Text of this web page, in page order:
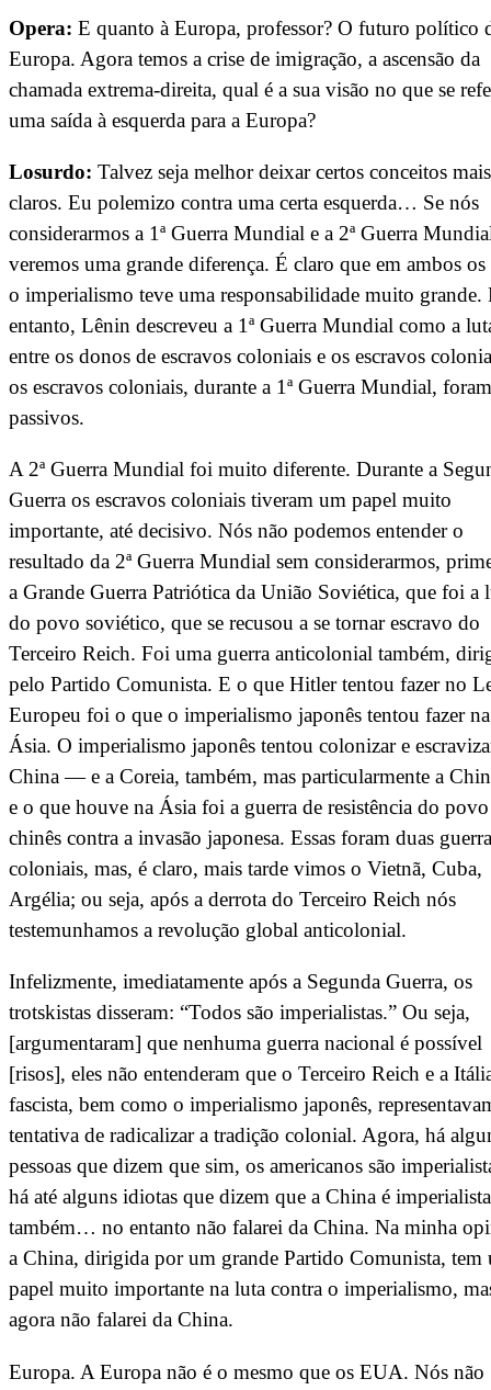
Opera: E quanto à Europa, professor? O futuro político
Europa. Agora temos a crise de imigração, a ascensão da
chamada extrema-direita, qual é a sua visão no que se
uma saída à esquerda para a Europa?
Losurdo: Talvez seja melhor deixar certos conceitos mais
claros. Eu polemizo contra uma certa esquerda… Se nós
considerarmos a 1ª Guerra Mundial e a 2ª Guerra
veremos uma grande diferença. É claro que em ambos os
o imperialismo teve uma responsabilidade muito grande.
entanto, Lênin descreveu a 1ª Guerra Mundial como a
entre os donos de escravos coloniais e os escravos
os escravos coloniais, durante a 1ª Guerra Mundial, foram
passivos.
A 2ª Guerra Mundial foi muito diferente. Durante a
Guerra os escravos coloniais tiveram um papel muito
importante, até decisivo. Nós não podemos entender o
resultado da 2ª Guerra Mundial sem considerarmos,
a Grande Guerra Patriótica da União Soviética, que foi a
do povo soviético, que se recusou a se tornar escravo do
Terceiro Reich. Foi uma guerra anticolonial também,
pelo Partido Comunista. E o que Hitler tentou fazer no
Europeu foi o que o imperialismo japonês tentou fazer na
Ásia. O imperialismo japonês tentou colonizar e
China — e a Coreia, também, mas particularmente a
e o que houve na Ásia foi a guerra de resistência do povo
chinês contra a invasão japonesa. Essas foram duas
coloniais, mas, é claro, mais tarde vimos o Vietnã, Cuba,
Argélia; ou seja, após a derrota do Terceiro Reich nós
testemunhamos a revolução global anticolonial.
Infelizmente, imediatamente após a Segunda Guerra, os
trotskistas disseram: “Todos são imperialistas.” Ou seja,
[argumentaram] que nenhuma guerra nacional é possível
[risos], eles não entenderam que o Terceiro Reich e a
fascista, bem como o imperialismo japonês,
tentativa de radicalizar a tradição colonial. Agora, há
pessoas que dizem que sim, os americanos são
há até alguns idiotas que dizem que a China é
também… no entanto não falarei da China. Na minha
a China, dirigida por um grande Partido Comunista, tem
papel muito importante na luta contra o imperialismo,
agora não falarei da China.
Europa. A Europa não é o mesmo que os EUA. Nós não